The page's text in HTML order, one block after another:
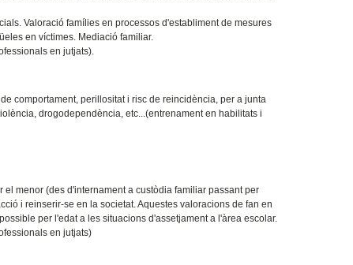
Valoració famílies en processos d'establiment de mesures
en víctimes. Mediació familiar.
en jutjats).
comportament, perillositat i risc de reincidència, per a junta
drogodependència, etc...(entrenament en habilitats i
menor (des d'internament a custòdia familiar passant per
i reinserir-se en la societat. Aquestes valoracions de fan en
per l'edat a les situacions d'assetjament a l'àrea escolar.
en jutjats)